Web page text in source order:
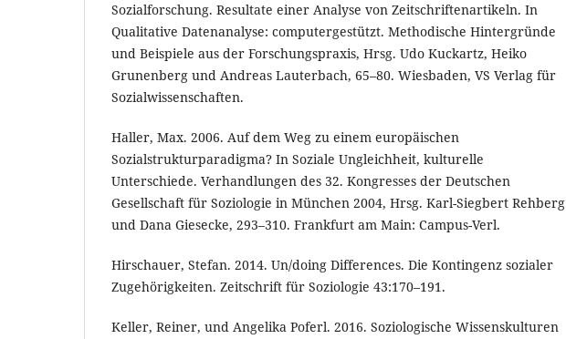
Sozialforschung. Resultate einer Analyse von Zeitschriftenartikeln. In
Qualitative Datenanalyse: computergestützt. Methodische Hintergründe
und Beispiele aus der Forschungspraxis, Hrsg. Udo Kuckartz, Heiko
Grunenberg und Andreas Lauterbach, 65–80. Wiesbaden, VS Verlag für
Sozialwissenschaften.
Haller, Max. 2006. Auf dem Weg zu einem europäischen
Sozialstrukturparadigma? In Soziale Ungleichheit, kulturelle
Unterschiede. Verhandlungen des 32. Kongresses der Deutschen
Gesellschaft für Soziologie in München 2004, Hrsg. Karl-Siegbert Rehberg
und Dana Giesecke, 293–310. Frankfurt am Main: Campus-Verl.
Hirschauer, Stefan. 2014. Un/doing Differences. Die Kontingenz sozialer
Zugehörigkeiten. Zeitschrift für Soziologie 43:170–191.
Keller, Reiner, und Angelika Poferl. 2016. Soziologische Wissenskulturen